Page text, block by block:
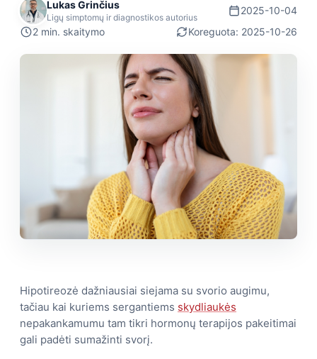
Lukas Grinčius
Ligų simptomų ir diagnostikos autorius
2025-10-04
2 min. skaitymo
Koreguota: 2025-10-26
Hipotireozė dažniausiai siejama su svorio augimu,
tačiau kai kuriems sergantiems skydliaukės
nepakankamumu tam tikri hormonų terapijos pakeitimai
gali padėti sumažinti svorį.